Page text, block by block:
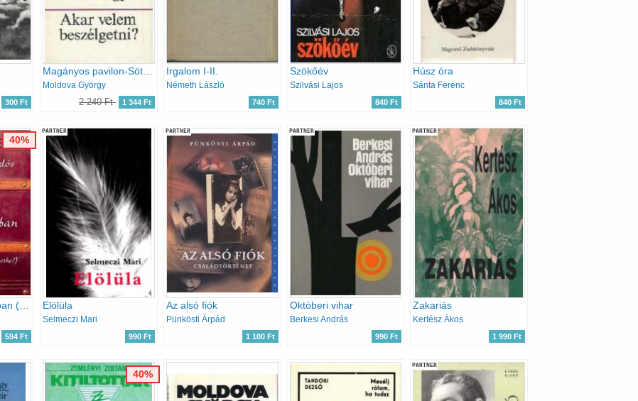
300 Ft
Magányos pavilon-Sötét angyal-Akar velem beszélgetni?
Moldova György
2 240 Ft 1 344 Ft
Irgalom I-II.
Németh László
740 Ft
Szökőév
Szilvási Lajos
840 Ft
Húsz óra
Sánta Ferenc
840 Ft
Utazások Erotikában (Ki a franc az a Goethe?)
594 Ft
40%
PARTNER
Elölüla
Selmeczi Mari
990 Ft
PARTNER
Az alsó fiók
Pünkösti Árpád
1 100 Ft
PARTNER
Októberi vihar
Berkesi András
990 Ft
PARTNER
Zakariás
Kertész Ákos
1 990 Ft
40%
PARTNER